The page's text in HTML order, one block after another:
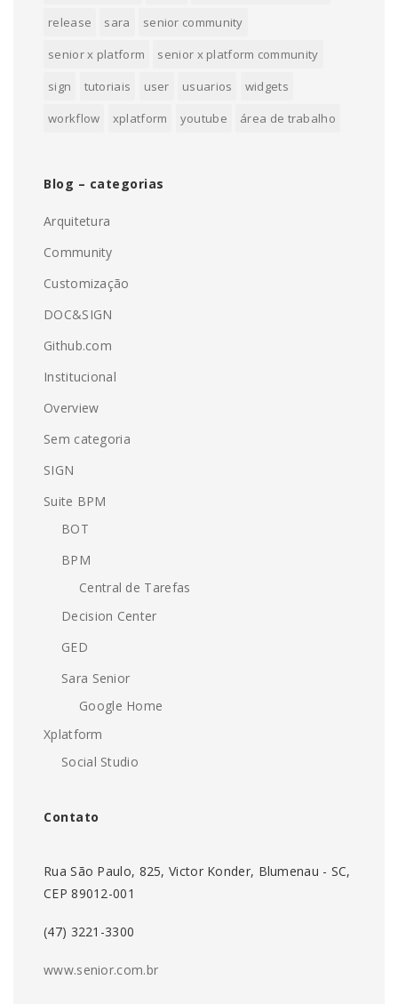
release
sara
senior community
senior x platform
senior x platform community
sign
tutoriais user usuarios
widgets
workflow
xplatform youtube área de trabalho
Blog – categorias
Arquitetura
Community
Customização
DOC&SIGN
Github.com
Institucional
Overview
Sem categoria
SIGN
Suite BPM
BOT
BPM
Central de Tarefas
Decision Center
GED
Sara Senior
Google Home
Xplatform
Social Studio
Contato
Rua São Paulo, 825, Victor Konder, Blumenau - SC,
CEP 89012-001
(47) 3221-3300
www.senior.com.br